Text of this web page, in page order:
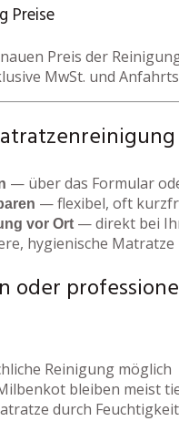
Preise
Preis der
MwSt. und
— über das Formular
— flexibel, oft
vor Ort — direkt bei
hygienische Matratze
oder
Reinigung möglich
bleiben meist
durch